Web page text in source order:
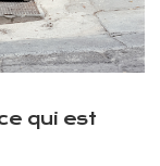
qui est